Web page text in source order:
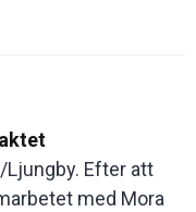
Ljungby. Efter att
med Mora